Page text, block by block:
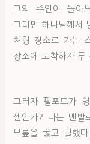
그의 주인이 돌아
그러면 하나님께서
처형 장소로 가는
장소에 도착하자 두
그러자 필포트가
셈인가? 나는 맨발
무릎을 꿇고 말했